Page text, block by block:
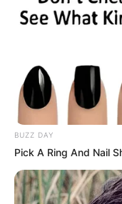
See How The
Changed